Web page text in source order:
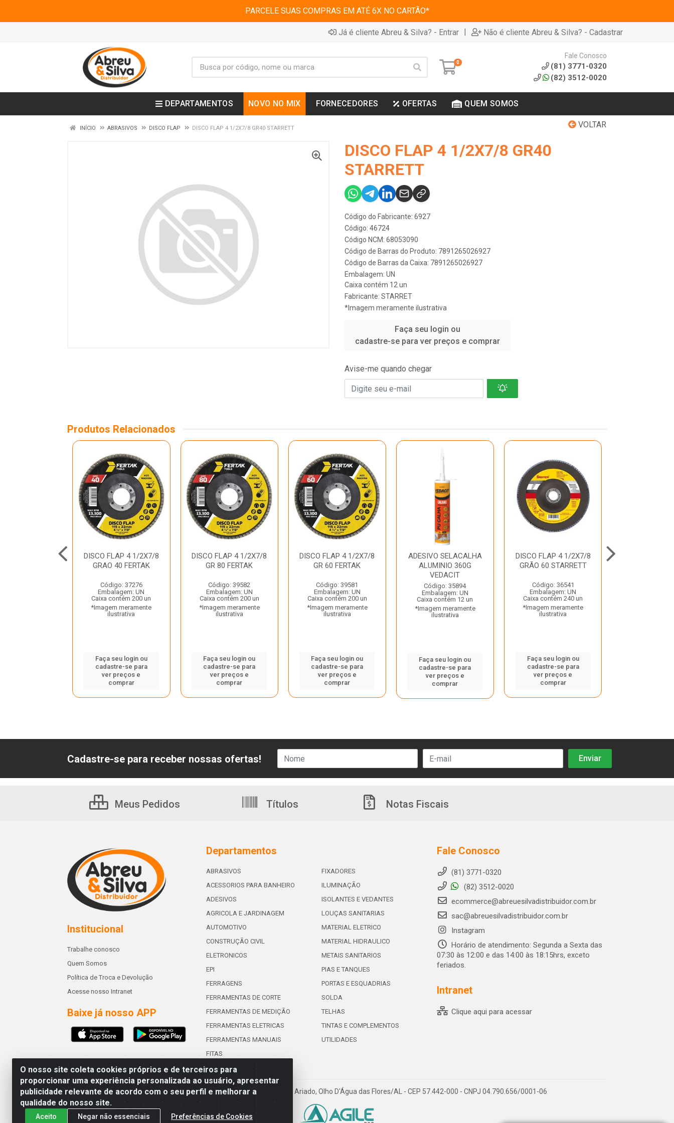
PARCELE SUAS COMPRAS EM ATÉ 6X NO CARTÃO*
Já é cliente Abreu & Silva? - Entrar | Não é cliente Abreu & Silva? - Cadastrar
0
Fale Conosco
(81) 3771-0320
(82) 3512-0020
DEPARTAMENTOS NOVO NO MIX FORNECEDORES OFERTAS QUEM SOMOS
VOLTAR
INÍCIO ABRASIVOS DISCO FLAP DISCO FLAP 4 1/2X7/8 GR40 STARRETT
DISCO FLAP 4 1/2X7/8 GR40
STARRETT
Código do Fabricante: 6927
Código: 46724
Código NCM: 68053090
Código de Barras do Produto: 7891265026927
Código de Barras da Caixa: 7891265026927
Embalagem: UN
Caixa contém 12 un
Fabricante: STARRET
*Imagem meramente ilustrativa
Faça seu login ou
cadastre-se para ver preços e comprar
Avise-me quando chegar
Produtos Relacionados
DISCO FLAP 4 1/2X7/8
GRAO 40 FERTAK
Código: 37276
Embalagem: UN
Caixa contém 200 un
*Imagem meramente
ilustrativa
Faça seu login ou
cadastre-se para
ver preços e
comprar
DISCO FLAP 4 1/2X7/8
GR 80 FERTAK
Código: 39582
Embalagem: UN
Caixa contém 200 un
*Imagem meramente
ilustrativa
Faça seu login ou
cadastre-se para
ver preços e
comprar
DISCO FLAP 4 1/2X7/8
GR 60 FERTAK
Código: 39581
Embalagem: UN
Caixa contém 200 un
*Imagem meramente
ilustrativa
Faça seu login ou
cadastre-se para
ver preços e
comprar
ADESIVO SELACALHA
ALUMINIO 360G
VEDACIT
Código: 35894
Embalagem: UN
Caixa contém 12 un
*Imagem meramente
ilustrativa
Faça seu login ou
cadastre-se para
ver preços e
comprar
DISCO FLAP 4 1/2X7/8
GRÃO 60 STARRETT
Código: 36541
Embalagem: UN
Caixa contém 240 un
*Imagem meramente
ilustrativa
Faça seu login ou
cadastre-se para
ver preços e
comprar
O nosso site coleta cookies próprios e de terceiros para
proporcionar uma experiência personalizada ao usuário, apresentar
publicidade relevante de acordo com o seu perfil e melhorar a
qualidade do nosso site.
Aceito Negar não essenciais Preferências de Cookies
Cadastre-se para receber nossas ofertas!
Meus Pedidos Títulos Notas Fiscais
Institucional
Trabalhe conosco
Quem Somos
Política de Troca e Devolução
Acesse nosso Intranet
Baixe já nosso APP
Departamentos
ABRASIVOS
ACESSORIOS PARA BANHEIRO
ADESIVOS
AGRICOLA E JARDINAGEM
AUTOMOTIVO
CONSTRUÇÃO CIVIL
ELETRONICOS
EPI
FERRAGENS
FERRAMENTAS DE CORTE
FERRAMENTAS DE MEDIÇÃO
FERRAMENTAS ELETRICAS
FERRAMENTAS MANUAIS
FITAS
FIXADORES
ILUMINAÇÃO
ISOLANTES E VEDANTES
LOUÇAS SANITARIAS
MATERIAL ELETRICO
MATERIAL HIDRAULICO
METAIS SANITARIOS
PIAS E TANQUES
PORTAS E ESQUADRIAS
SOLDA
TELHAS
TINTAS E COMPLEMENTOS
UTILIDADES
Fale Conosco
(81) 3771-0320
(82) 3512-0020
ecommerce@abreuesilvadistribuidor.com.br
sac@abreuesilvadistribuidor.com.br
Instagram
Horário de atendimento: Segunda a Sexta das
07:30 às 12:00 e das 14:00 às 18:15hrs, exceto
feriados.
Intranet
Clique aqui para acessar
Abreu & Silva - Rua Padre Jose de Souza Leite, 265 - Ariado, Olho D'Água das Flores/AL - CEP 57.442-000 - CNPJ 04.790.656/0001-06